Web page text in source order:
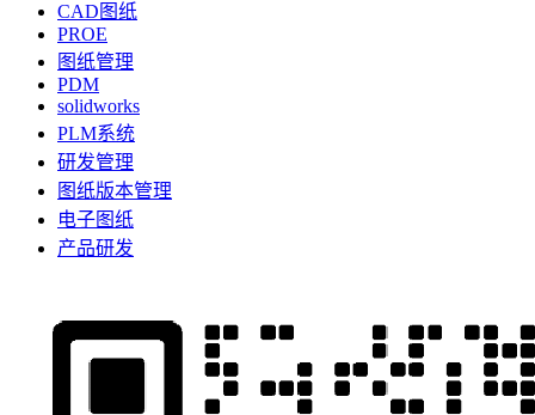
CAD图纸
PROE
图纸管理
PDM
solidworks
PLM系统
研发管理
图纸版本管理
电子图纸
产品研发